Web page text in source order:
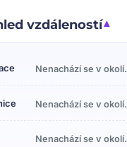
vzdáleností
Nenachází se v okolí.
Nenachází se v okolí.
Nenachází se v okolí.